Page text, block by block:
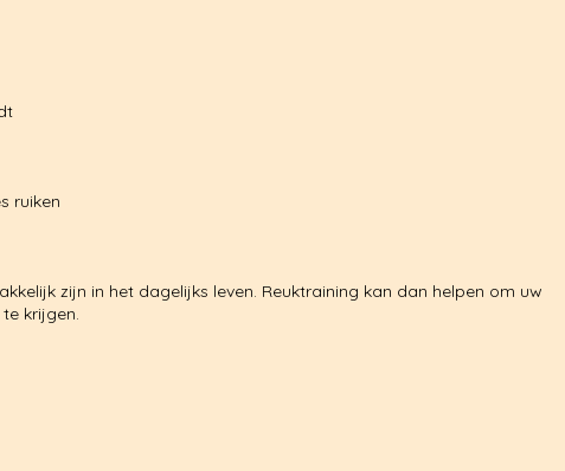
ruiken
zijn in het dagelijks leven. Reuktraining kan dan helpen om uw
krijgen.